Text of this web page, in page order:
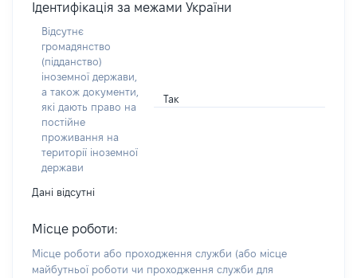
Ідентифікація за межами України
Відсутнє
громадянство
(підданство)
іноземної держави,
а також документи,
які дають право на
постійне
проживання на
території іноземної
держави
Так
Дані відсутні
Місце роботи:
Місце роботи або проходження служби (або місце
майбутньої роботи чи проходження служби для